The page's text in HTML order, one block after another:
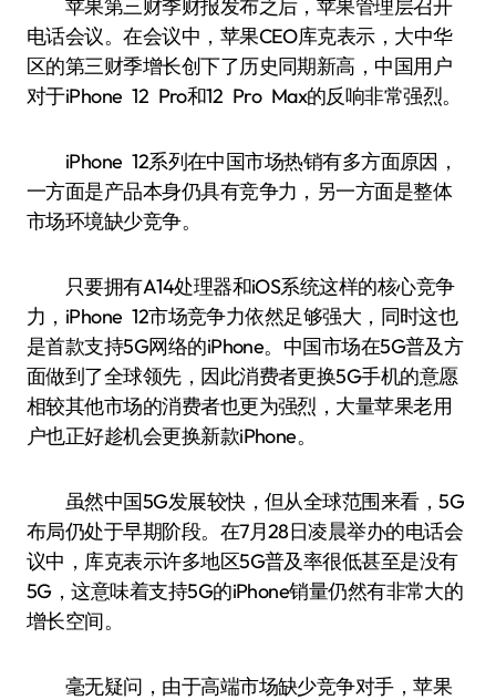
苹果第三财季财报发布之后，苹果管理层召开
电话会议。在会议中，苹果CEO库克表示，大中华
区的第三财季增长创下了历史同期新高，中国用户
对于iPhone 12 Pro和12 Pro Max的反响非常强烈。
iPhone 12系列在中国市场热销有多方面原因，
一方面是产品本身仍具有竞争力，另一方面是整体
市场环境缺少竞争。
只要拥有A14处理器和iOS系统这样的核心竞争
力，iPhone 12市场竞争力依然足够强大，同时这也
是首款支持5G网络的iPhone。中国市场在5G普及方
面做到了全球领先，因此消费者更换5G手机的意愿
相较其他市场的消费者也更为强烈，大量苹果老用
户也正好趁机会更换新款iPhone。
虽然中国5G发展较快，但从全球范围来看，5G
布局仍处于早期阶段。在7月28日凌晨举办的电话会
议中，库克表示许多地区5G普及率很低甚至是没有
5G，这意味着支持5G的iPhone销量仍然有非常大的
增长空间。
毫无疑问，由于高端市场缺少竞争对手，苹果